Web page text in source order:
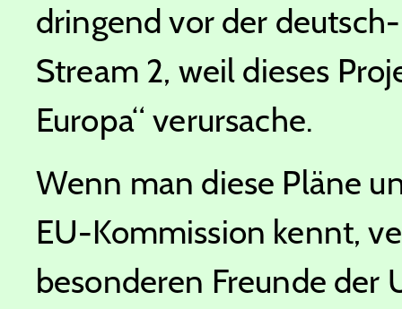
dringend vor der
Stream 2, weil dieses
Europa“ verursache.
Wenn man diese Pläne
EU-Kommission kennt,
besonderen Freunde der